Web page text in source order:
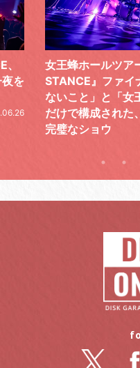
ら
の
「SHISHAMOで
ての芯を貫き通し
たファイナルライ
AY”をレポート